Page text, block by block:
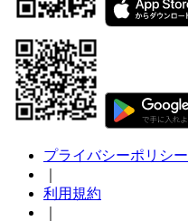
プライバシーポリシー
利用規約